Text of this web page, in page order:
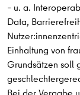
– u. a.
Data,
Einhaltung von
Grundsätzen soll